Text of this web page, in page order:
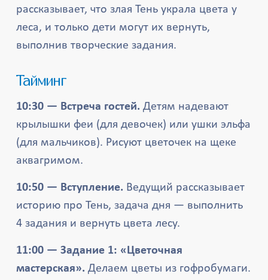
рассказывает, что злая Тень украла цвета у
леса, и только дети могут их вернуть,
выполнив творческие задания.
Тайминг
10:30 — Встреча гостей. Детям надевают
крылышки феи (для девочек) или ушки эльфа
(для мальчиков). Рисуют цветочек на щеке
аквагримом.
10:50 — Вступление. Ведущий рассказывает
историю про Тень, задача дня — выполнить
4 задания и вернуть цвета лесу.
11:00 — Задание 1: «Цветочная
мастерская». Делаем цветы из гофробумаги.